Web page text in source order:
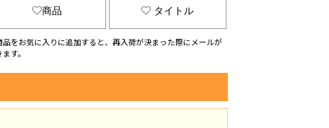
商品 タイトル
をお気に入りに追加すると、再入荷が決まった際にメールが
す。